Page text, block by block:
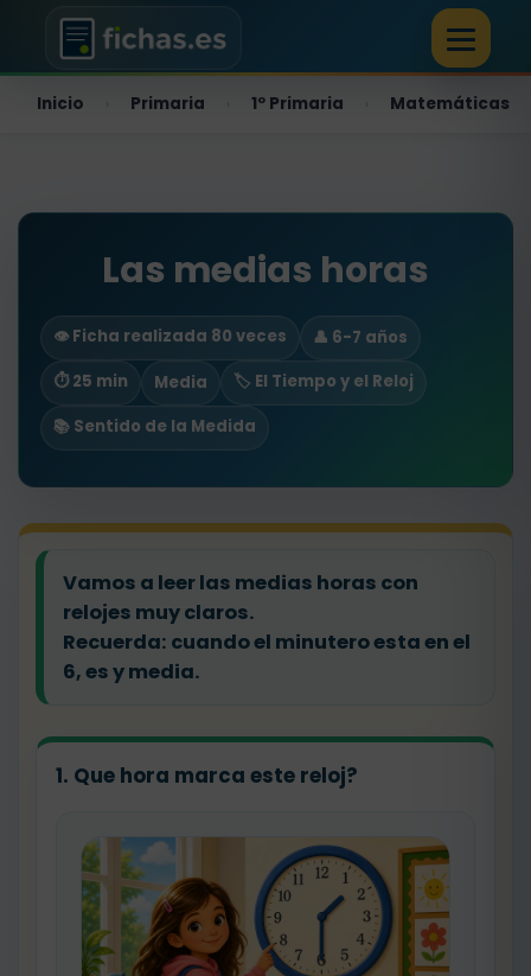
Inicio Primaria 1º Primaria Matemáticas
Las medias horas
👁️ Ficha realizada 80 veces
👤 6-7 años
⏱ 25 min
Media
🏷️ El Tiempo y el Reloj
📚 Sentido de la Medida
Vamos a leer las medias horas con
relojes muy claros.
Recuerda: cuando el minutero esta en el
6, es y media.
1. Que hora marca este reloj?